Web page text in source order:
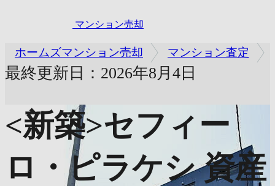
マンション売却
ホームズマンション売却 マンション査定
最終更新日：2026年8月4日
<新築>セフィー
ロ・ピラケシ 資産